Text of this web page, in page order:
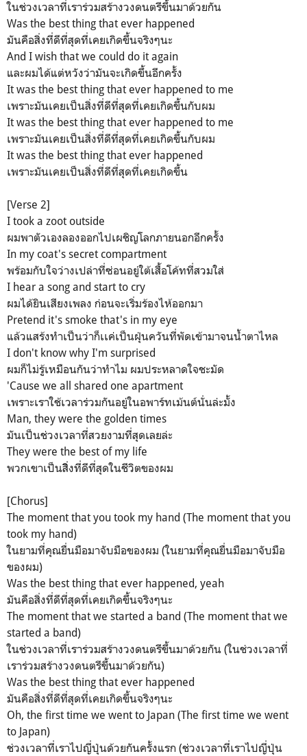
ในช่วงเวลาที่เราร่วมสร้างวงดนตรีขึ้นมาด้วยกัน
Was the best thing that ever happened
มันคือสิ่งที่ดีที่สุดที่เคยเกิดขึ้นจริงๆนะ
And I wish that we could do it again
และผมได้แต่หวังว่ามันจะเกิดขึ้นอีกครั้ง
It was the best thing that ever happened to me
เพราะมันเคยเป็นสิ่งที่ดีที่สุดที่เคยเกิดขึ้นกับผม
It was the best thing that ever happened to me
เพราะมันเคยเป็นสิ่งที่ดีที่สุดที่เคยเกิดขึ้นกับผม
It was the best thing that ever happened
เพราะมันเคยเป็นสิ่งที่ดีที่สุดที่เคยเกิดขึ้น
[Verse 2]
I took a zoot outside
ผมพาตัวเองลองออกไปเผชิญโลกภายนอกอีกครั้ง
In my coat's secret compartment
พร้อมกับใจว่างเปล่าที่ซ่อนอยู่ใต้เสื้อโค้ทที่สวมใส่
I hear a song and start to cry
ผมได้ยินเสียงเพลง ก่อนจะเริ่มร้องไห้ออกมา
Pretend it's smoke that's in my eye
แล้วแสร้งทำเป็นว่าก็เเค่เป็นฝุ่นควันที่พัดเข้ามาจนน้ำตาไหล
I don't know why I'm surprised
ผมก็ไม่รู้เหมือนกันว่าทำไม ผมประหลาดใจชะมัด
'Cause we all shared one apartment
เพราะเราใช้เวลาร่วมกันอยู่ในอพาร์ทเม้นต์นั่นล่ะมั้ง
Man, they were the golden times
มันเป็นช่วงเวลาที่สวยงามที่สุดเลยล่ะ
They were the best of my life
พวกเขาเป็นสิิ่งที่ดีที่สุดในชีวิตของผม
[Chorus]
The moment that you took my hand (The moment that you
took my hand)
ในยามที่คุณยื่นมือมาจับมือของผม (ในยามที่คุณยื่นมือมาจับมือ
ของผม)
Was the best thing that ever happened, yeah
มันคือสิ่งที่ดีที่สุดที่เคยเกิดขึ้นจริงๆนะ
The moment that we started a band (The moment that we
started a band)
ในช่วงเวลาที่เราร่วมสร้างวงดนตรีขึ้นมาด้วยกัน (ในช่วงเวลาที่
เราร่วมสร้างวงดนตรีขึ้นมาด้วยกัน)
Was the best thing that ever happened
มันคือสิ่งที่ดีที่สุดที่เคยเกิดขึ้นจริงๆนะ
Oh, the first time we went to Japan (The first time we went
to Japan)
ช่วงเวลาที่เราไปญี่ปุ่นด้วยกันครั้งแรก (ช่วงเวลาที่เราไปญี่ปุ่น